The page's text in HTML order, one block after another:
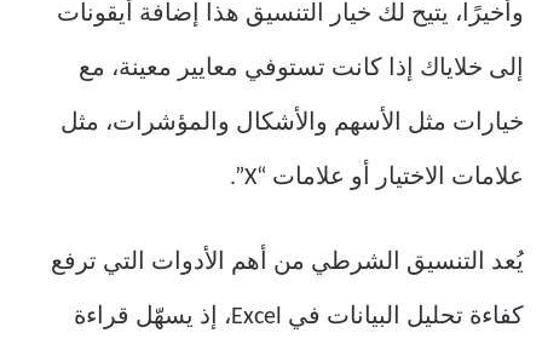
وأخيرًا، يتيح لك خيار التنسيق هذا إضافة أيقونات
إلى خلاياك إذا كانت تستوفي معايير معينة، مع
خيارات مثل الأسهم والأشكال والمؤشرات، مثل
علامات الاختيار أو علامات “X”.
يُعد التنسيق الشرطي من أهم الأدوات التي ترفع
كفاءة تحليل البيانات في Excel، إذ يسهّل قراءة